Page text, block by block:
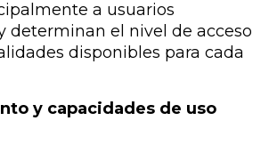
a usuarios
determinan el nivel de acceso
disponibles para cada
y capacidades de uso